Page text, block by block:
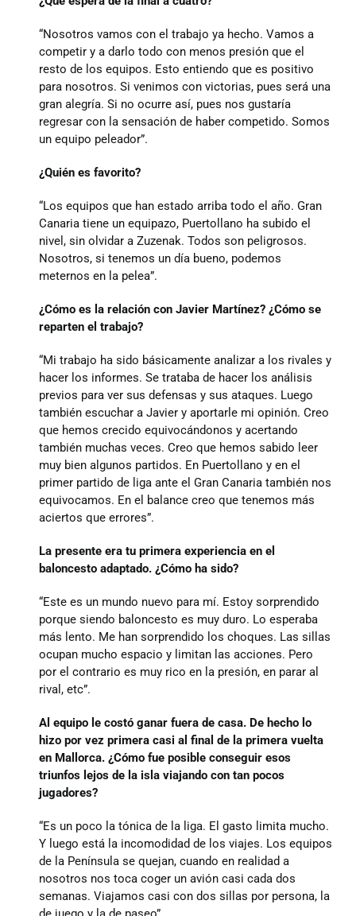
“Nosotros vamos con el trabajo ya hecho. Vamos a
competir y a darlo todo con menos presión que el
resto de los equipos. Esto entiendo que es positivo
para nosotros. Si venimos con victorias, pues será una
gran alegría. Si no ocurre así, pues nos gustaría
regresar con la sensación de haber competido. Somos
un equipo peleador”.
¿Quién es favorito?
“Los equipos que han estado arriba todo el año. Gran
Canaria tiene un equipazo, Puertollano ha subido el
nivel, sin olvidar a Zuzenak. Todos son peligrosos.
Nosotros, si tenemos un día bueno, podemos
meternos en la pelea”.
¿Cómo es la relación con Javier Martínez? ¿Cómo se
reparten el trabajo?
“Mi trabajo ha sido básicamente analizar a los rivales y
hacer los informes. Se trataba de hacer los análisis
previos para ver sus defensas y sus ataques. Luego
también escuchar a Javier y aportarle mi opinión. Creo
que hemos crecido equivocándonos y acertando
también muchas veces. Creo que hemos sabido leer
muy bien algunos partidos. En Puertollano y en el
primer partido de liga ante el Gran Canaria también nos
equivocamos. En el balance creo que tenemos más
aciertos que errores”.
La presente era tu primera experiencia en el
baloncesto adaptado. ¿Cómo ha sido?
“Este es un mundo nuevo para mí. Estoy sorprendido
porque siendo baloncesto es muy duro. Lo esperaba
más lento. Me han sorprendido los choques. Las sillas
ocupan mucho espacio y limitan las acciones. Pero
por el contrario es muy rico en la presión, en parar al
rival, etc”.
Al equipo le costó ganar fuera de casa. De hecho lo
hizo por vez primera casi al final de la primera vuelta
en Mallorca. ¿Cómo fue posible conseguir esos
triunfos lejos de la isla viajando con tan pocos
jugadores?
“Es un poco la tónica de la liga. El gasto limita mucho.
Y luego está la incomodidad de los viajes. Los equipos
de la Península se quejan, cuando en realidad a
nosotros nos toca coger un avión casi cada dos
semanas. Viajamos casi con dos sillas por persona, la